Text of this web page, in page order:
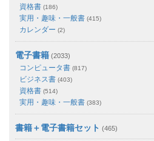
資格書 (186)
実用・趣味・一般書 (415)
カレンダー (2)
電子書籍 (2033)
コンピュータ書 (817)
ビジネス書 (403)
資格書 (514)
実用・趣味・一般書 (383)
書籍＋電子書籍セット (465)